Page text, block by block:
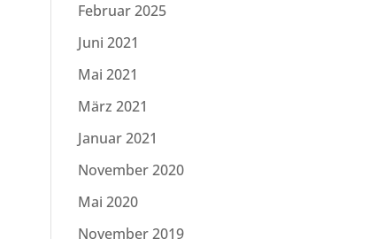
Februar 2025
Juni 2021
Mai 2021
März 2021
Januar 2021
November 2020
Mai 2020
November 2019